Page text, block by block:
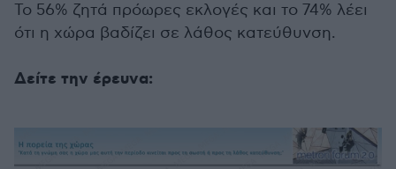
Το 56% ζητά πρόωρες εκλογές και το 74% λέει
ότι η χώρα βαδίζει σε λάθος κατεύθυνση.
Δείτε την έρευνα: